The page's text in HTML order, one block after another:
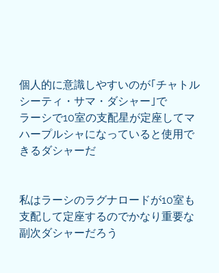
個人的に意識しやすいのが｢チャトル
シーティ・サマ・ダシャー｣で
ラーシで10室の支配星が定座してマ
ハープルシャになっていると使用で
きるダシャーだ
私はラーシのラグナロードが10室も
支配して定座するのでかなり重要な
副次ダシャーだろう